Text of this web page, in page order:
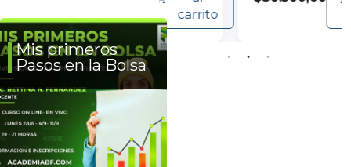
Mis primeros
Pasos en la Bolsa
carrito